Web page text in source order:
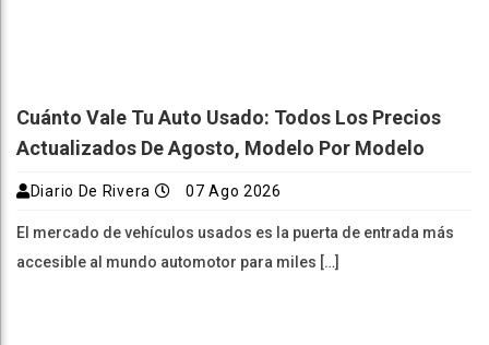
Cuánto Vale Tu Auto Usado: Todos Los Precios
Actualizados De Agosto, Modelo Por Modelo
Diario De Rivera 07 Ago 2026
El mercado de vehículos usados es la puerta de entrada más
accesible al mundo automotor para miles […]